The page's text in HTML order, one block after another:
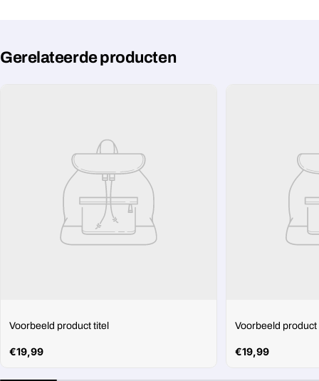
Gerelateerde producten
Voorbeeld product titel
Normale
€19,99
Voorbeeld product
Normale
€19,99